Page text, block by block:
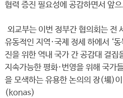
협력 증진 필요성에 공감하면서 앞
외교부는 이번 정부간 협의회는 전
유동적인 지역·국제 정세 하에서 ‘
진을 위한 역내 국가 간 공감대 결집
지속가능한 평화·번영을 위해 국가
을 모색하는 유용한 논의의 장(場)
(konas)